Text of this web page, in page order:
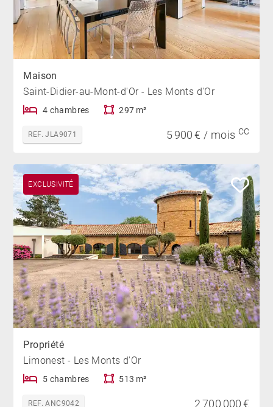
Maison
Saint-Didier-au-Mont-d'Or - Les Monts d'Or
4 chambres 297 m²
REF. JLA9071 5 900 € / mois CC
EXCLUSIVITÉ
Propriété
Limonest - Les Monts d'Or
5 chambres 513 m²
REF. ANC9042 2 700 000 €